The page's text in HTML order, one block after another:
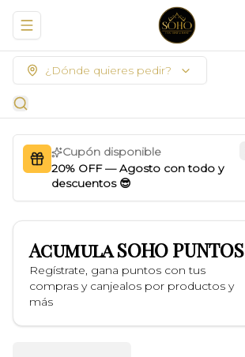
Abrir menu de navegación
¿Dónde quieres pedir?
Cupón disponible
20% OFF — Agosto con todo y
descuentos 😎
AcumulaSOHO PUNTOS
Regístrate, gana puntos con tus
compras y canjealos por productos y
más